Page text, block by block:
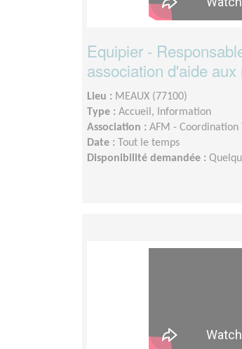
Equipier -
association d'aide aux
Lieu : MEAUX (77100)
Type : Accueil, Information
Association : AFM -
Date :
Tout le temps
Disponibilité demandée :